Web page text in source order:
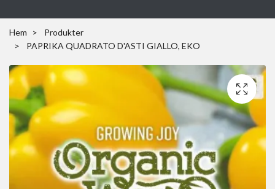
Hem
Produkter
PAPRIKA QUADRATO D'ASTI GIALLO, EKO